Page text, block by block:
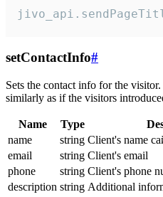
setContactInfo#
Sets the contact info for the
similarly as if the visitors
Name Type
name
string Client's name
email
string Client's email
phone
string Client's phone
description string Additional